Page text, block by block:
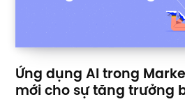
Ứng dụng AI trong
mới cho sự tăng trưởng